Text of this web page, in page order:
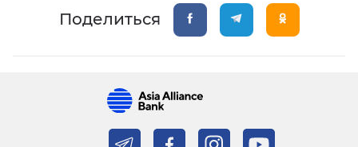
Поделиться